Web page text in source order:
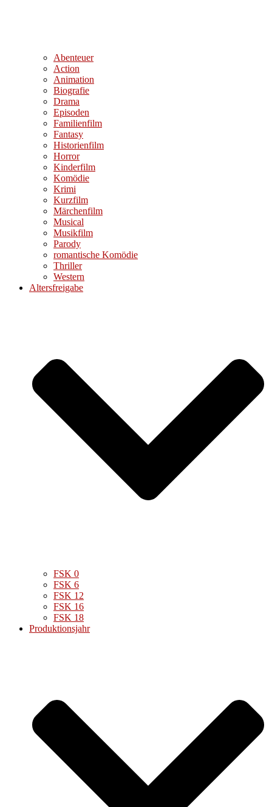
Abenteuer
Action
Animation
Biografie
Drama
Episoden
Familienfilm
Fantasy
Historienfilm
Horror
Kinderfilm
Komödie
Krimi
Kurzfilm
Märchenfilm
Musical
Musikfilm
Parody
romantische Komödie
Thriller
Western
Altersfreigabe
FSK 0
FSK 6
FSK 12
FSK 16
FSK 18
Produktionsjahr